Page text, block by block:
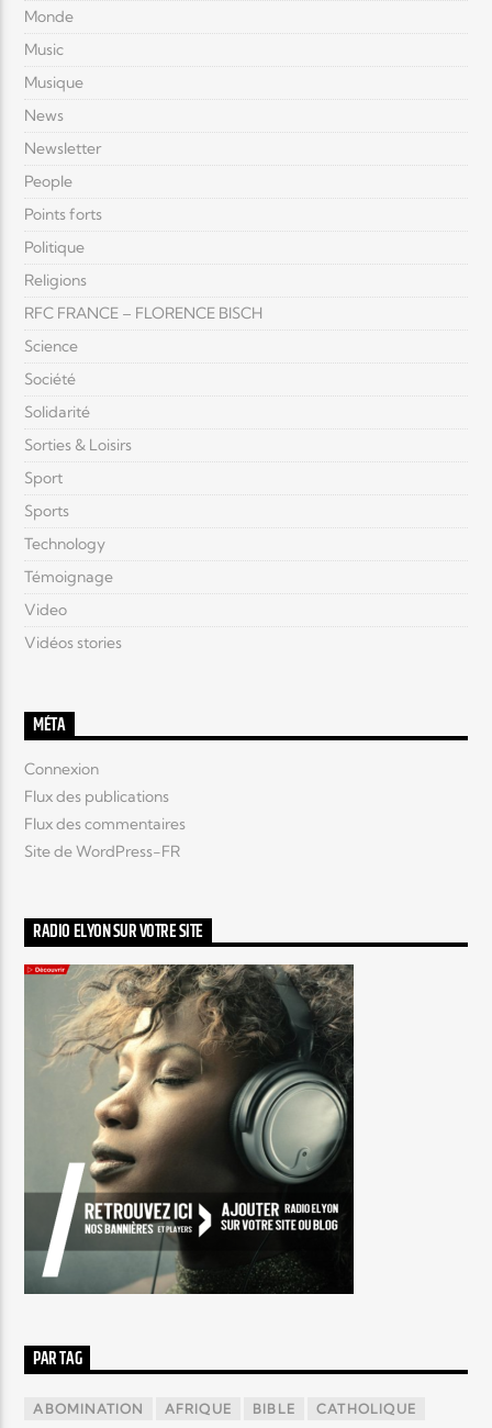
Monde
Music
Musique
News
Newsletter
People
Points forts
Politique
Religions
RFC FRANCE – FLORENCE BISCH
Science
Société
Solidarité
Sorties & Loisirs
Sport
Sports
Technology
Témoignage
Video
Vidéos stories
MÉTA
Connexion
Flux des publications
Flux des commentaires
Site de WordPress-FR
RADIO ELYON SUR VOTRE SITE
PAR TAG
ABOMINATION AFRIQUE BIBLE CATHOLIQUE